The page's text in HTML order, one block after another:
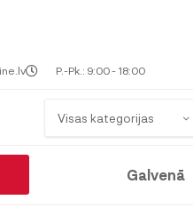
P.-Pk.: 9:00 - 18:00
Visas kategorijas
Galvenā